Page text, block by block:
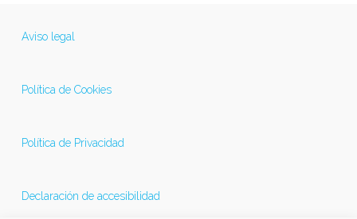
Aviso legal
Política de Cookies
Política de Privacidad
Declaración de accesibilidad